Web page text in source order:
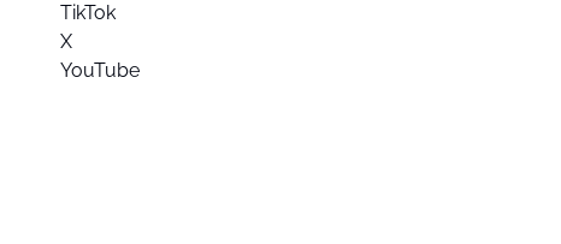
TikTok
X
YouTube